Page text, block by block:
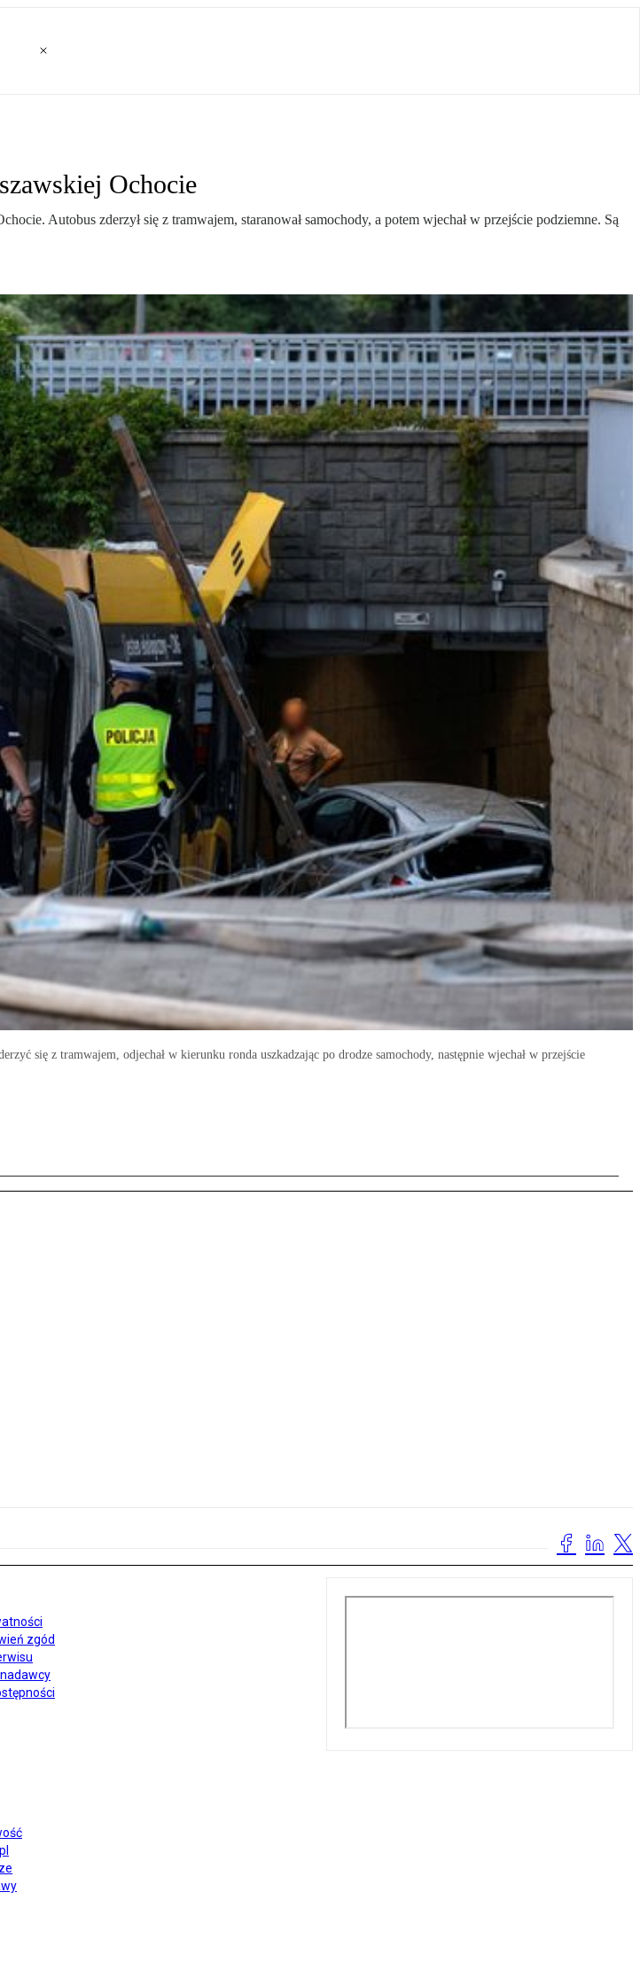
Ochocie
Autobus zderzył się z tramwajem, staranował samochody, a potem wjechał w przejście podziemne. Są
się z tramwajem, odjechał w kierunku ronda uszkadzając po drodze samochody, następnie wjechał w przejście
zgód